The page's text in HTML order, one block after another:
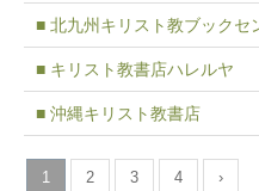
■ 北九州キリスト教ブックセ
■ キリスト教書店ハレルヤ
■ 沖縄キリスト教書店
1 2 3 4 ›